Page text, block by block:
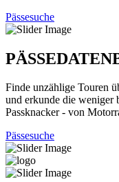
Pässesuche
Finde unzählige Touren
und erkunde die weniger
Passknacker - von
Pässesuche